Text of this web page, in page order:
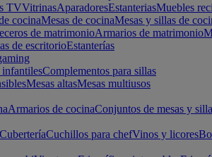
TVVitrinasAparadoresEstanteriasMuebles
cocinaMesas de cocinaMesas y sillas de
de matrimonioArmarios de matrimonio
de escritorioEstanterías
Complementos para sillas
Mesas altasMesas multiusos
Armarios de cocinaConjuntos de mesas y
CuberteríaCuchillos para chefVinos y licores